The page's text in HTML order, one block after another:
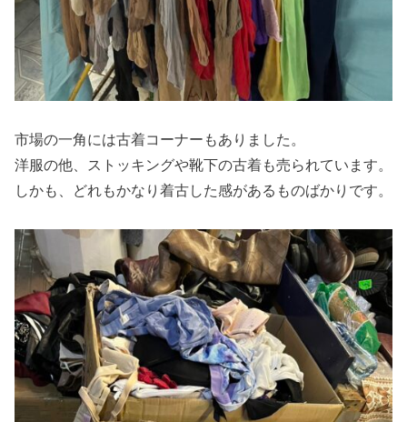
市場の一角には古着コーナーもありました。
洋服の他、ストッキングや靴下の古着も売られています。
しかも、どれもかなり着古した感があるものばかりです。